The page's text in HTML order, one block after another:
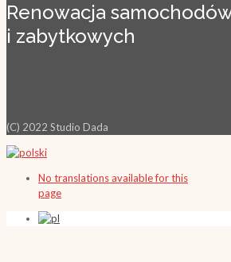
Renowacja
i zabytkowych
(C) 2022 Studio Dada
No translations available for this
page